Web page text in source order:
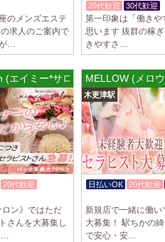
aroma Angel
セラピストさんを
上！！ 掛け持ち
さんです♪ …
2025/03/28 [東海学
デビルキャット
24時間営業！自由
室待機でゆっくり
意して…
のメンズエステ
の求人のご案内で
…
20代歓迎
30代歓迎
第一印象は「働きや
思います 抜群の稼
きやすさ…
ム
(エイミー*サロン) 茅場町ルーム
20代歓迎
ロン》ではただ
さんを大募集し
…
MELLOW (メロ
木更津駅
日払いOK 20代歓迎
新規店で一緒に働い
大募集！ 駅ちかの
で安心・安…